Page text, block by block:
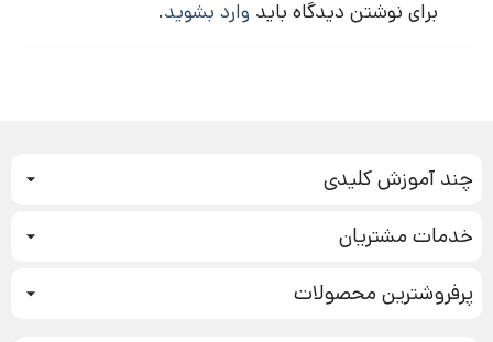
برای نوشتن دیدگاه باید وارد بشوید.
چند آموزش کلیدی
بازاریابی عصبی
تبلیغ نویسی
خدمات مشتریان
آموزش دسترسی به دانلود فایل‌ها
پرفروشترین محصولاتدوره جدید سیستم سازی